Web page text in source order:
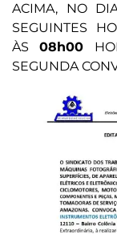
ACIMA, NO
SEGUINTES
ÀS08h00
SEGUNDA